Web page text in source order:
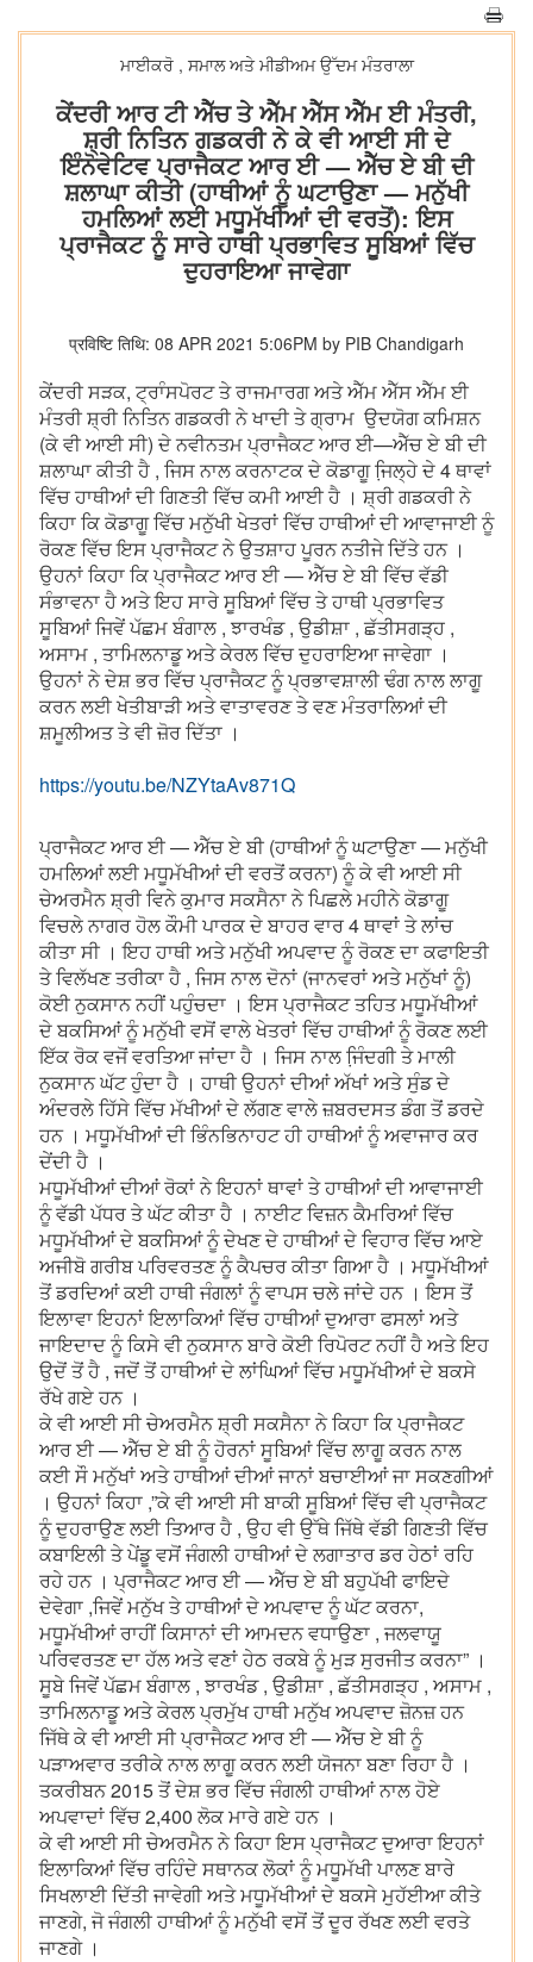
ਮਾਈਕਰੋ , ਸਮਾਲ ਅਤੇ ਮੀਡੀਅਮ ਉੱਦਮ ਮੰਤਰਾਲਾ
ਕੇਂਦਰੀ ਆਰ ਟੀ ਐੱਚ ਤੇ ਐੱਮ ਐੱਸ ਐੱਮ ਈ ਮੰਤਰੀ,
ਸ਼੍ਰੀ ਨਿਤਿਨ ਗਡਕਰੀ ਨੇ ਕੇ ਵੀ ਆਈ ਸੀ ਦੇ
ਇੰਨੋਵੇਟਿਵ ਪ੍ਰਾਜੈਕਟ ਆਰ ਈ — ਐੱਚ ਏ ਬੀ ਦੀ
ਸ਼ਲਾਘਾ ਕੀਤੀ (ਹਾਥੀਆਂ ਨੂੰ ਘਟਾਉਣਾ — ਮਨੁੱਖੀ
ਹਮਲਿਆਂ ਲਈ ਮਧੂਮੱਖੀਆਂ ਦੀ ਵਰਤੋਂ): ਇਸ
ਪ੍ਰਾਜੈਕਟ ਨੂੰ ਸਾਰੇ ਹਾਥੀ ਪ੍ਰਭਾਵਿਤ ਸੂਬਿਆਂ ਵਿੱਚ
ਦੁਹਰਾਇਆ ਜਾਵੇਗਾ
प्रविष्टि तिथि: 08 APR 2021 5:06PM by PIB Chandigarh
ਕੇਂਦਰੀ ਸੜਕ, ਟ੍ਰਾੰਸਪੋਰਟ ਤੇ ਰਾਜਮਾਰਗ ਅਤੇ ਐੱਮ ਐੱਸ ਐੱਮ ਈ
ਮੰਤਰੀ ਸ਼੍ਰੀ ਨਿਤਿਨ ਗਡਕਰੀ ਨੇ ਖਾਦੀ ਤੇ ਗ੍ਰਾਮ ਉਦਯੋਗ ਕਮਿਸ਼ਨ
(ਕੇ ਵੀ ਆਈ ਸੀ) ਦੇ ਨਵੀਨਤਮ ਪ੍ਰਾਜੈਕਟ ਆਰ ਈ—ਐੱਚ ਏ ਬੀ ਦੀ
ਸ਼ਲਾਘਾ ਕੀਤੀ ਹੈ , ਜਿਸ ਨਾਲ ਕਰਨਾਟਕ ਦੇ ਕੋਡਾਗੂ ਜਿ਼ਲ੍ਹੇ ਦੇ 4 ਥਾਵਾਂ
ਵਿੱਚ ਹਾਥੀਆਂ ਦੀ ਗਿਣਤੀ ਵਿੱਚ ਕਮੀ ਆਈ ਹੈ । ਸ਼੍ਰੀ ਗਡਕਰੀ ਨੇ
ਕਿਹਾ ਕਿ ਕੋਡਾਗੂ ਵਿੱਚ ਮਨੁੱਖੀ ਖੇਤਰਾਂ ਵਿੱਚ ਹਾਥੀਆਂ ਦੀ ਆਵਾਜਾਈ ਨੂੰ
ਰੋਕਣ ਵਿੱਚ ਇਸ ਪ੍ਰਾਜੈਕਟ ਨੇ ਉਤਸ਼ਾਹ ਪੂਰਨ ਨਤੀਜੇ ਦਿੱਤੇ ਹਨ ।
ਉਹਨਾਂ ਕਿਹਾ ਕਿ ਪ੍ਰਾਜੈਕਟ ਆਰ ਈ — ਐੱਚ ਏ ਬੀ ਵਿੱਚ ਵੱਡੀ
ਸੰਭਾਵਨਾ ਹੈ ਅਤੇ ਇਹ ਸਾਰੇ ਸੂਬਿਆਂ ਵਿੱਚ ਤੇ ਹਾਥੀ ਪ੍ਰਭਾਵਿਤ
ਸੂਬਿਆਂ ਜਿਵੇਂ ਪੱਛਮ ਬੰਗਾਲ , ਝਾਰਖੰਡ , ਉਡੀਸ਼ਾ , ਛੱਤੀਸਗੜ੍ਹ ,
ਅਸਾਮ , ਤਾਮਿਲਨਾਡੂ ਅਤੇ ਕੇਰਲ ਵਿੱਚ ਦੁਹਰਾਇਆ ਜਾਵੇਗਾ ।
ਉਹਨਾਂ ਨੇ ਦੇਸ਼ ਭਰ ਵਿੱਚ ਪ੍ਰਾਜੈਕਟ ਨੂੰ ਪ੍ਰਭਾਵਸ਼ਾਲੀ ਢੰਗ ਨਾਲ ਲਾਗੂ
ਕਰਨ ਲਈ ਖੇਤੀਬਾੜੀ ਅਤੇ ਵਾਤਾਵਰਣ ਤੇ ਵਣ ਮੰਤਰਾਲਿਆਂ ਦੀ
ਸ਼ਮੂਲੀਅਤ ਤੇ ਵੀ ਜ਼ੋਰ ਦਿੱਤਾ ।
https://youtu.be/NZYtaAv871Q
ਪ੍ਰਾਜੈਕਟ ਆਰ ਈ — ਐੱਚ ਏ ਬੀ (ਹਾਥੀਆਂ ਨੂੰ ਘਟਾਉਣਾ — ਮਨੁੱਖੀ
ਹਮਲਿਆਂ ਲਈ ਮਧੂਮੱਖੀਆਂ ਦੀ ਵਰਤੋਂ ਕਰਨਾ) ਨੂੰ ਕੇ ਵੀ ਆਈ ਸੀ
ਚੇਅਰਮੈਨ ਸ਼੍ਰੀ ਵਿਨੇ ਕੁਮਾਰ ਸਕਸੈਨਾ ਨੇ ਪਿਛਲੇ ਮਹੀਨੇ ਕੋਡਾਗੂ
ਵਿਚਲੇ ਨਾਗਰ ਹੋਲ ਕੌਮੀ ਪਾਰਕ ਦੇ ਬਾਹਰ ਵਾਰ 4 ਥਾਵਾਂ ਤੇ ਲਾਂਚ
ਕੀਤਾ ਸੀ । ਇਹ ਹਾਥੀ ਅਤੇ ਮਨੁੱਖੀ ਅਪਵਾਦ ਨੂੰ ਰੋਕਣ ਦਾ ਕਫਾਇਤੀ
ਤੇ ਵਿਲੱਖਣ ਤਰੀਕਾ ਹੈ , ਜਿਸ ਨਾਲ ਦੋਨਾਂ (ਜਾਨਵਰਾਂ ਅਤੇ ਮਨੁੱਖਾਂ ਨੂੰ)
ਕੋਈ ਨੁਕਸਾਨ ਨਹੀਂ ਪਹੁੰਚਦਾ । ਇਸ ਪ੍ਰਾਜੈਕਟ ਤਹਿਤ ਮਧੂਮੱਖੀਆਂ
ਦੇ ਬਕਸਿਆਂ ਨੂੰ ਮਨੁੱਖੀ ਵਸੋਂ ਵਾਲੇ ਖੇਤਰਾਂ ਵਿੱਚ ਹਾਥੀਆਂ ਨੂੰ ਰੋਕਣ ਲਈ
ਇੱਕ ਰੋਕ ਵਜੋਂ ਵਰਤਿਆ ਜਾਂਦਾ ਹੈ । ਜਿਸ ਨਾਲ ਜਿ਼ੰਦਗੀ ਤੇ ਮਾਲੀ
ਨੁਕਸਾਨ ਘੱਟ ਹੁੰਦਾ ਹੈ । ਹਾਥੀ ਉਹਨਾਂ ਦੀਆਂ ਅੱਖਾਂ ਅਤੇ ਸੁੰਡ ਦੇ
ਅੰਦਰਲੇ ਹਿੱਸੇ ਵਿੱਚ ਮੱਖੀਆਂ ਦੇ ਲੱਗਣ ਵਾਲੇ ਜ਼ਬਰਦਸਤ ਡੰਗ ਤੋਂ ਡਰਦੇ
ਹਨ । ਮਧੂਮੱਖੀਆਂ ਦੀ ਭਿੰਨਭਿਨਾਹਟ ਹੀ ਹਾਥੀਆਂ ਨੂੰ ਅਵਾਜਾਰ ਕਰ
ਦੇਂਦੀ ਹੈ ।
ਮਧੂਮੱਖੀਆਂ ਦੀਆਂ ਰੋਕਾਂ ਨੇ ਇਹਨਾਂ ਥਾਵਾਂ ਤੇ ਹਾਥੀਆਂ ਦੀ ਆਵਾਜਾਈ
ਨੂੰ ਵੱਡੀ ਪੱਧਰ ਤੇ ਘੱਟ ਕੀਤਾ ਹੈ । ਨਾਈਟ ਵਿਜ਼ਨ ਕੈਮਰਿਆਂ ਵਿੱਚ
ਮਧੂਮੱਖੀਆਂ ਦੇ ਬਕਸਿਆਂ ਨੂੰ ਦੇਖਣ ਦੇ ਹਾਥੀਆਂ ਦੇ ਵਿਹਾਰ ਵਿੱਚ ਆਏ
ਅਜੀਬੋ ਗਰੀਬ ਪਰਿਵਰਤਣ ਨੂੰ ਕੈਪਚਰ ਕੀਤਾ ਗਿਆ ਹੈ । ਮਧੂਮੱਖੀਆਂ
ਤੋਂ ਡਰਦਿਆਂ ਕਈ ਹਾਥੀ ਜੰਗਲਾਂ ਨੂੰ ਵਾਪਸ ਚਲੇ ਜਾਂਦੇ ਹਨ । ਇਸ ਤੋਂ
ਇਲਾਵਾ ਇਹਨਾਂ ਇਲਾਕਿਆਂ ਵਿੱਚ ਹਾਥੀਆਂ ਦੁਆਰਾ ਫਸਲਾਂ ਅਤੇ
ਜਾਇਦਾਦ ਨੂੰ ਕਿਸੇ ਵੀ ਨੁਕਸਾਨ ਬਾਰੇ ਕੋਈ ਰਿਪੋਰਟ ਨਹੀਂ ਹੈ ਅਤੇ ਇਹ
ਉਦੋਂ ਤੋਂ ਹੈ , ਜਦੋਂ ਤੋਂ ਹਾਥੀਆਂ ਦੇ ਲਾਂਘਿਆਂ ਵਿੱਚ ਮਧੂਮੱਖੀਆਂ ਦੇ ਬਕਸੇ
ਰੱਖੇ ਗਏ ਹਨ ।
ਕੇ ਵੀ ਆਈ ਸੀ ਚੇਅਰਮੈਨ ਸ਼੍ਰੀ ਸਕਸੈਨਾ ਨੇ ਕਿਹਾ ਕਿ ਪ੍ਰਾਜੈਕਟ
ਆਰ ਈ — ਐੱਚ ਏ ਬੀ ਨੂੰ ਹੋਰਨਾਂ ਸੂਬਿਆਂ ਵਿੱਚ ਲਾਗੂ ਕਰਨ ਨਾਲ
ਕਈ ਸੌ ਮਨੁੱਖਾਂ ਅਤੇ ਹਾਥੀਆਂ ਦੀਆਂ ਜਾਨਾਂ ਬਚਾਈਆਂ ਜਾ ਸਕਣਗੀਆਂ
। ਉਹਨਾਂ ਕਿਹਾ ,”ਕੇ ਵੀ ਆਈ ਸੀ ਬਾਕੀ ਸੂਬਿਆਂ ਵਿੱਚ ਵੀ ਪ੍ਰਾਜੈਕਟ
ਨੂੰ ਦੁਹਰਾਉਣ ਲਈ ਤਿਆਰ ਹੈ , ਉਹ ਵੀ ਉੱਥੇ ਜਿੱਥੇ ਵੱਡੀ ਗਿਣਤੀ ਵਿੱਚ
ਕਬਾਇਲੀ ਤੇ ਪੇਂਡੂ ਵਸੋਂ ਜੰਗਲੀ ਹਾਥੀਆਂ ਦੇ ਲਗਾਤਾਰ ਡਰ ਹੇਠਾਂ ਰਹਿ
ਰਹੇ ਹਨ । ਪ੍ਰਾਜੈਕਟ ਆਰ ਈ — ਐੱਚ ਏ ਬੀ ਬਹੁਪੱਖੀ ਫਾਇਦੇ
ਦੇਵੇਗਾ ,ਜਿਵੇਂ ਮਨੁੱਖ ਤੇ ਹਾਥੀਆਂ ਦੇ ਅਪਵਾਦ ਨੂੰ ਘੱਟ ਕਰਨਾ,
ਮਧੂਮੱਖੀਆਂ ਰਾਹੀਂ ਕਿਸਾਨਾਂ ਦੀ ਆਮਦਨ ਵਧਾਉਣਾ , ਜਲਵਾਯੂ
ਪਰਿਵਰਤਣ ਦਾ ਹੱਲ ਅਤੇ ਵਣਾਂ ਹੇਠ ਰਕਬੇ ਨੂੰ ਮੁੜ ਸੁਰਜੀਤ ਕਰਨਾ” ।
ਸੂਬੇ ਜਿਵੇਂ ਪੱਛਮ ਬੰਗਾਲ , ਝਾਰਖੰਡ , ਉਡੀਸ਼ਾ , ਛੱਤੀਸਗੜ੍ਹ , ਅਸਾਮ ,
ਤਾਮਿਲਨਾਡੂ ਅਤੇ ਕੇਰਲ ਪ੍ਰਮੁੱਖ ਹਾਥੀ ਮਨੁੱਖ ਅਪਵਾਦ ਜ਼ੋਨਜ਼ ਹਨ
ਜਿੱਥੇ ਕੇ ਵੀ ਆਈ ਸੀ ਪ੍ਰਾਜੈਕਟ ਆਰ ਈ — ਐੱਚ ਏ ਬੀ ਨੂੰ
ਪੜਾਅਵਾਰ ਤਰੀਕੇ ਨਾਲ ਲਾਗੂ ਕਰਨ ਲਈ ਯੋਜਨਾ ਬਣਾ ਰਿਹਾ ਹੈ ।
ਤਕਰੀਬਨ 2015 ਤੋਂ ਦੇਸ਼ ਭਰ ਵਿੱਚ ਜੰਗਲੀ ਹਾਥੀਆਂ ਨਾਲ ਹੋਏ
ਅਪਵਾਦਾਂ ਵਿੱਚ 2,400 ਲੋਕ ਮਾਰੇ ਗਏ ਹਨ ।
ਕੇ ਵੀ ਆਈ ਸੀ ਚੇਅਰਮੈਨ ਨੇ ਕਿਹਾ ਇਸ ਪ੍ਰਾਜੈਕਟ ਦੁਆਰਾ ਇਹਨਾਂ
ਇਲਾਕਿਆਂ ਵਿੱਚ ਰਹਿੰਦੇ ਸਥਾਨਕ ਲੋਕਾਂ ਨੂੰ ਮਧੂਮੱਖੀ ਪਾਲਣ ਬਾਰੇ
ਸਿਖਲਾਈ ਦਿੱਤੀ ਜਾਵੇਗੀ ਅਤੇ ਮਧੂਮੱਖੀਆਂ ਦੇ ਬਕਸੇ ਮੁਹੱਈਆ ਕੀਤੇ
ਜਾਣਗੇ, ਜੋ ਜੰਗਲੀ ਹਾਥੀਆਂ ਨੂੰ ਮਨੁੱਖੀ ਵਸੋਂ ਤੋਂ ਦੂਰ ਰੱਖਣ ਲਈ ਵਰਤੇ
ਜਾਣਗੇ ।